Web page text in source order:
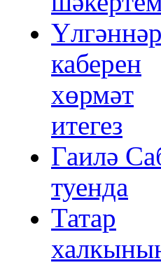
каберен
хөрмәт
итегез
Гаилә
туенда
Татар